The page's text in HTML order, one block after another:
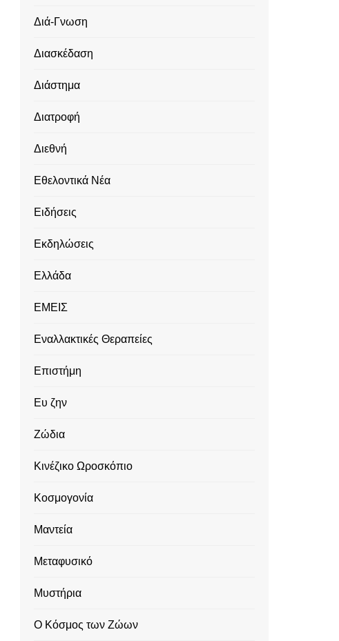
Διά-Γνωση
Διασκέδαση
Διάστημα
Διατροφή
Διεθνή
Εθελοντικά Νέα
Ειδήσεις
Εκδηλώσεις
Ελλάδα
ΕΜΕΙΣ
Εναλλακτικές Θεραπείες
Επιστήμη
Ευ ζην
Ζώδια
Κινέζικο Ωροσκόπιο
Κοσμογονία
Μαντεία
Μεταφυσικό
Μυστήρια
Ο Κόσμος των Ζώων